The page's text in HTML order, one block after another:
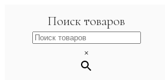
Поиск товаров
×